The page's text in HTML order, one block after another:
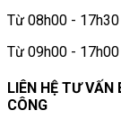
Từ 08h00 -
Từ 09h00 - 17h00
LIÊN HỆ TƯ VẤN
CÔNG